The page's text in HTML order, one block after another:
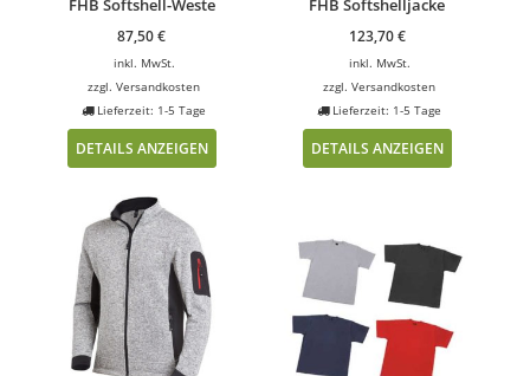
FHB Softshell-Weste
87,50€
inkl. MwSt.
zzgl.Versandkosten
Lieferzeit: 1-5 Tage
DETAILS ANZEIGEN
FHB Softshelljacke
123,70€
inkl. MwSt.
zzgl.Versandkosten
Lieferzeit: 1-5 Tage
DETAILS ANZEIGEN